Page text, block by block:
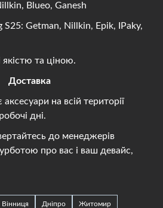
Blueo, Ganesh
S25: Getman, Nillkin, Epik, IPaky,
якістю та ціною.
Доставка
на всій території
дні.
до менеджерів
про вас і ваш девайс,
Вінниця Дніпро Житомир